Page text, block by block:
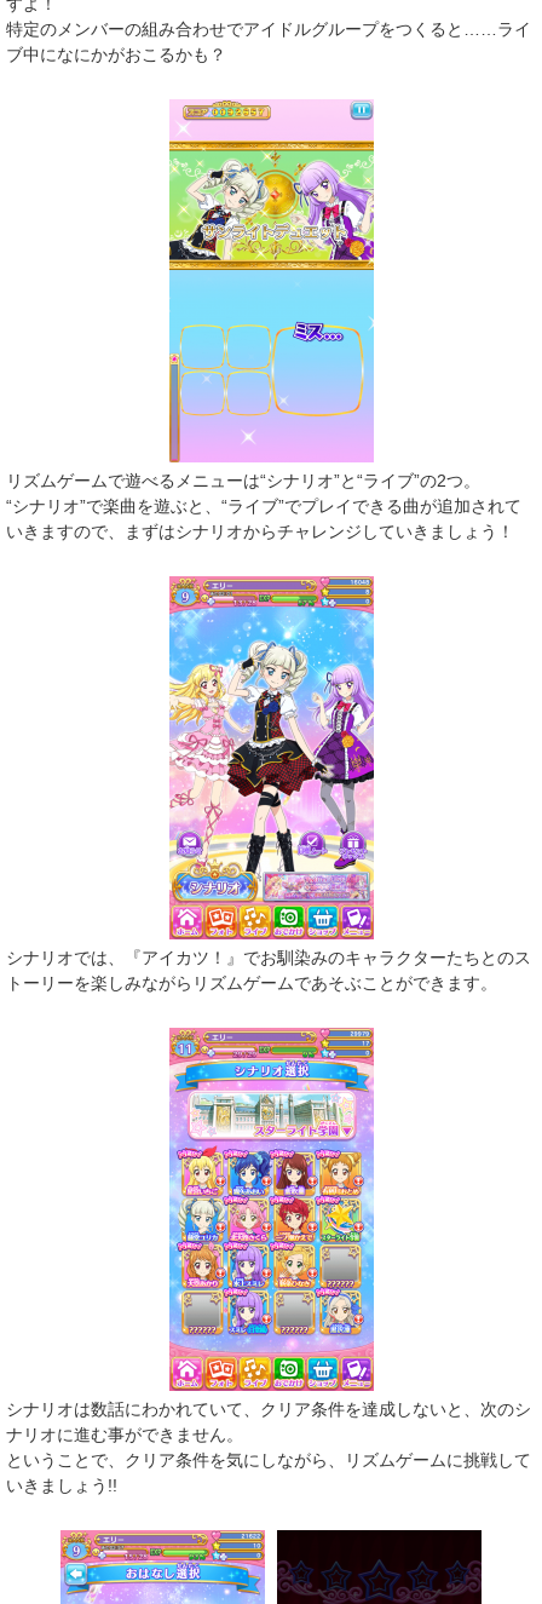
すよ！
特定のメンバーの組み合わせでアイドルグループをつくると……ライ
ブ中になにかがおこるかも？
リズムゲームで遊べるメニューは“シナリオ”と“ライブ”の2つ。
“シナリオ”で楽曲を遊ぶと、“ライブ”でプレイできる曲が追加されて
いきますので、まずはシナリオからチャレンジしていきましょう！
シナリオでは、『アイカツ！』でお馴染みのキャラクターたちとのス
トーリーを楽しみながらリズムゲームであそぶことができます。
シナリオは数話にわかれていて、クリア条件を達成しないと、次のシ
ナリオに進む事ができません。
ということで、クリア条件を気にしながら、リズムゲームに挑戦して
いきましょう!!